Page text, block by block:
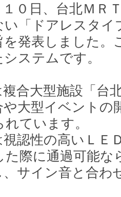
１０日、台北ＭＲ
「ドアレスタイ
を発表しました。
ステムです。
合大型施設「台
や大型イベントの
ています。
認性の高いＬＥ
た際に通過可能な
、サイン音と合